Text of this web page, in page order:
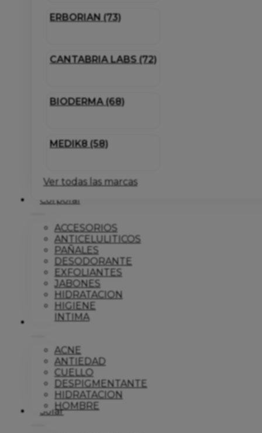
ERBORIAN (73)
CANTABRIA LABS (72)
BIODERMA (68)
MEDIK8 (58)
Ver todas las marcas
Corporal
ACCESORIOS
ANTICELULITICOS
PAÑALES
DESODORANTE
EXFOLIANTES
JABONES
HIDRATACION
HIGIENE
INTIMA
Dermo
ACNE
ANTIEDAD
CUELLO
DESPIGMENTANTE
HIDRATACION
HOMBRE
Solar